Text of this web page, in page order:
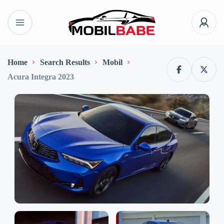
Home Search Results
Mobil
Acura Integra 2023